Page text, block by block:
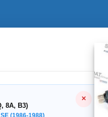
8A, B3)
(1986-1988)
✕